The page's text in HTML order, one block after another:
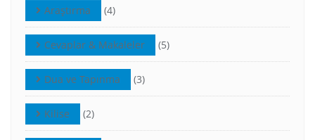
Araştırma (4)
Cevaplar & Makaleler (5)
Dua ve Tapınma (3)
Kilise (2)